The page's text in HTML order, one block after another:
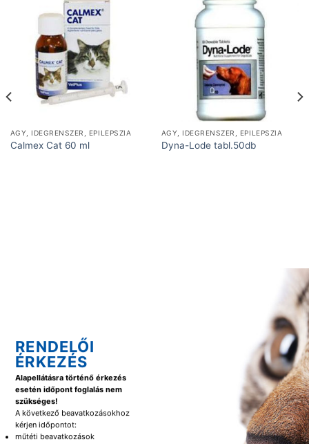
AGY, IDEGRENSZER, EPILEPSZIA
Calmex Cat 60 ml
AGY, IDEGRENSZER, EPILEPSZIA
Dyna-Lode tabl.50db
RENDELŐI
ÉRKEZÉS
Alapellátásra történő érkezés
esetén időpont foglalás nem
szükséges!
A következő beavatkozásokhoz
kérjen időpontot:
műtéti beavatkozások